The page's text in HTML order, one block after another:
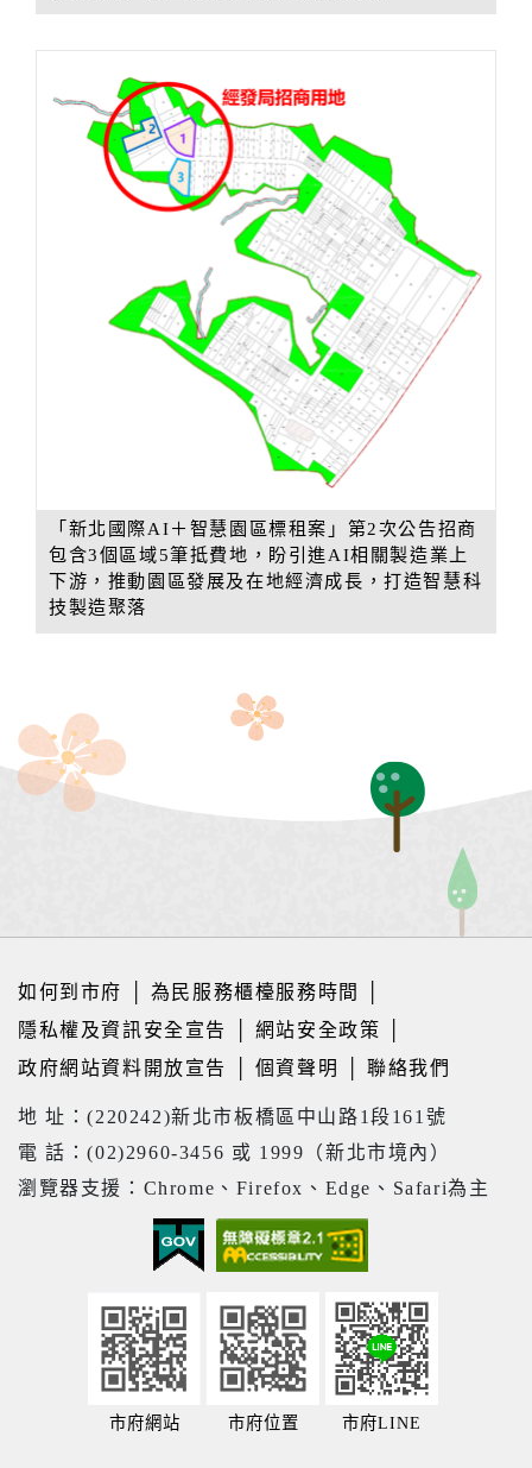
「新北國際AI＋智慧園區標租案」第2次公告招商
包含3個區域5筆抵費地，盼引進AI相關製造業上
下游，推動園區發展及在地經濟成長，打造智慧科
技製造聚落
如何到市府 為民服務櫃檯服務時間
隱私權及資訊安全宣告
網站安全政策
政府網站資料開放宣告
個資聲明 │聯絡我們
地 址：(220242)新北市板橋區中山路1段161號
電 話：(02)2960-3456 或 1999（新北市境內）
瀏覽器支援：Chrome、Firefox、Edge、Safari為主
市府網站 市府位置 市府LINE